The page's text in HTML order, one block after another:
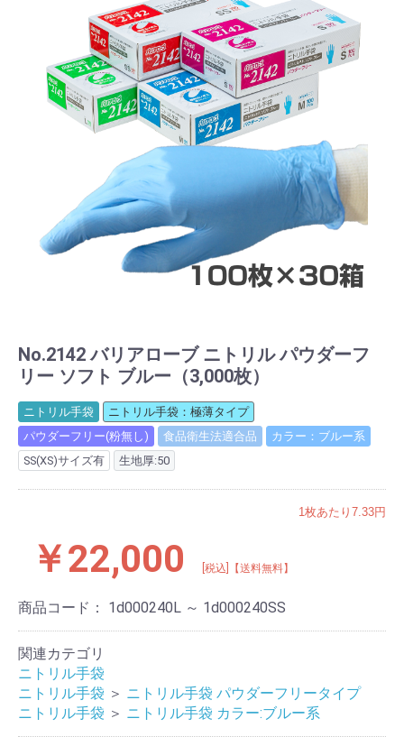
No.2142 バリアローブ ニトリル パウダーフ
リー ソフト ブルー（3,000枚）
ニトリル手袋
ニトリル手袋：極薄タイプ
パウダーフリー(粉無し)
食品衛生法適合品
カラー：ブルー系
SS(XS)サイズ有
生地厚:50
1枚あたり7.33円
￥22,000 [税込]【送料無料】
商品コード： 1d000240L ～ 1d000240SS
関連カテゴリ
ニトリル手袋
ニトリル手袋 ＞ ニトリル手袋 パウダーフリータイプ
ニトリル手袋 ＞ ニトリル手袋 カラー:ブルー系